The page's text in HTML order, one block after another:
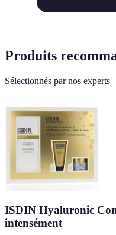
Produits
Sélectionnés par nos experts
ISDIN Hyaluronic
intensément